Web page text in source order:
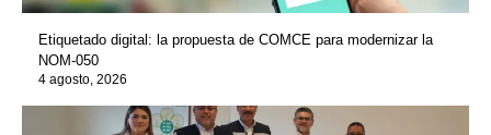
Etiquetado digital: la propuesta de COMCE para modernizar la
NOM-050
4 agosto, 2026